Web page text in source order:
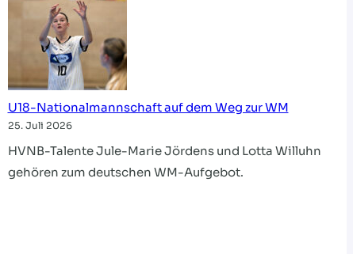
U18-Nationalmannschaft auf dem Weg zur WM
25. Juli 2026
HVNB-Talente Jule-Marie Jördens und Lotta Willuhn
gehören zum deutschen WM-Aufgebot.